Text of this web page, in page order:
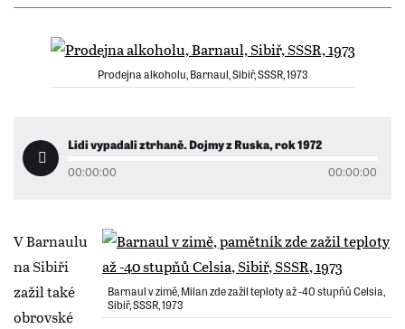
Prodejna alkoholu, Barnaul, Sibiř, SSSR, 1973
Lidi vypadali ztrhaně. Dojmy z Ruska, rok 1972
00:00:00 00:00:00
Barnaul v zimě, Milan zde zažil teploty až -40 stupňů Celsia,
Sibiř, SSSR, 1973
V Barnaulu
na Sibiři
zažil také
obrovské